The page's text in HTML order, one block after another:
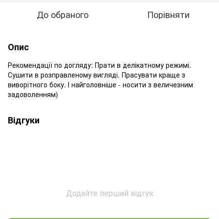
До обраного Порівняти
Опис
Рекомендації по догляду: Прати в делікатному режимі.
Сушити в розправленому вигляді. Прасувати краще з
виворітного боку. І найголовніше - носити з величезним
задоволенням)
Відгуки
Додайте перший відгук